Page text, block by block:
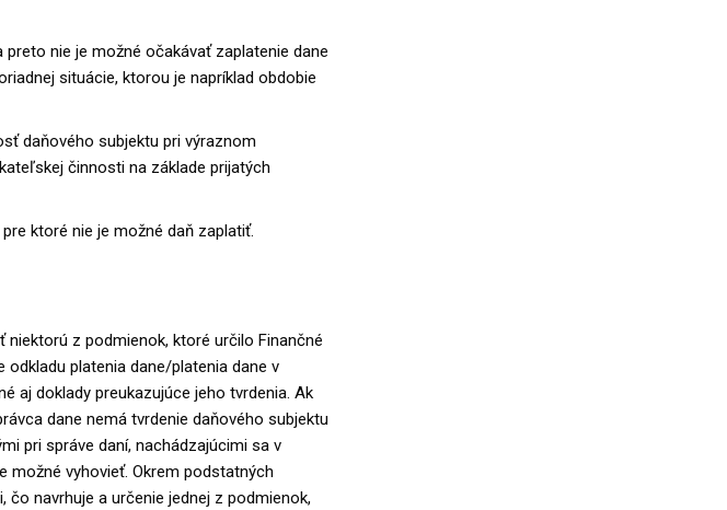
nie je možné očakávať zaplatenie dane
situácie, ktorou je napríklad obdobie
daňového subjektu pri výraznom
činnosti na základe prijatých
ktoré nie je možné daň zaplatiť.
z podmienok, ktoré určilo Finančné
platenia dane/platenia dane v
aj doklady preukazujúce jeho tvrdenia. Ak
dane nemá tvrdenie daňového subjektu
pri správe daní, nachádzajúcimi sa v
možné vyhovieť. Okrem podstatných
navrhuje a určenie jednej z podmienok,